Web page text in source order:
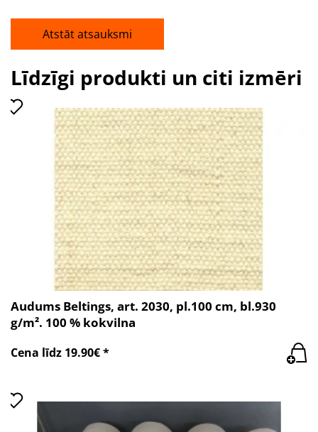
Atstāt atsauksmi
Līdzīgi produkti un citi izmēri
Audums Beltings, art. 2030, pl.100 cm, bl.930
g/m². 100 % kokvilna
Cena līdz 19.90€ *